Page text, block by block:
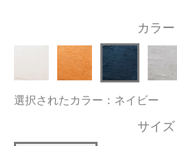
大量購入・法人向けの購入の方は
お問い合わせ
カラー
選択されたカラー：ネイビー
サイズ